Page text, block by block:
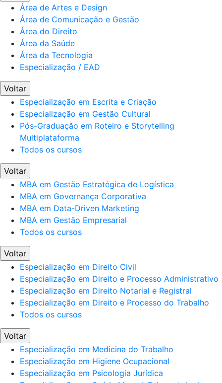
Área de Artes e Design
Área de Comunicação e Gestão
Área do Direito
Área da Saúde
Área da Tecnologia
Especialização / EAD
Voltar
Especialização em Escrita e Criação
Especialização em Gestão Cultural
Pós-Graduação em Roteiro e Storytelling
Multiplataforma
Todos os cursos
Voltar
MBA em Gestão Estratégica de Logística
MBA em Governança Corporativa
MBA em Data-Driven Marketing
MBA em Gestão Empresarial
Todos os cursos
Voltar
Especialização em Direito Civil
Especialização em Direito e Processo Administrativo
Especialização em Direito Notarial e Registral
Especialização em Direito e Processo do Trabalho
Todos os cursos
Voltar
Especialização em Medicina do Trabalho
Especialização em Higiene Ocupacional
Especialização em Psicologia Jurídica